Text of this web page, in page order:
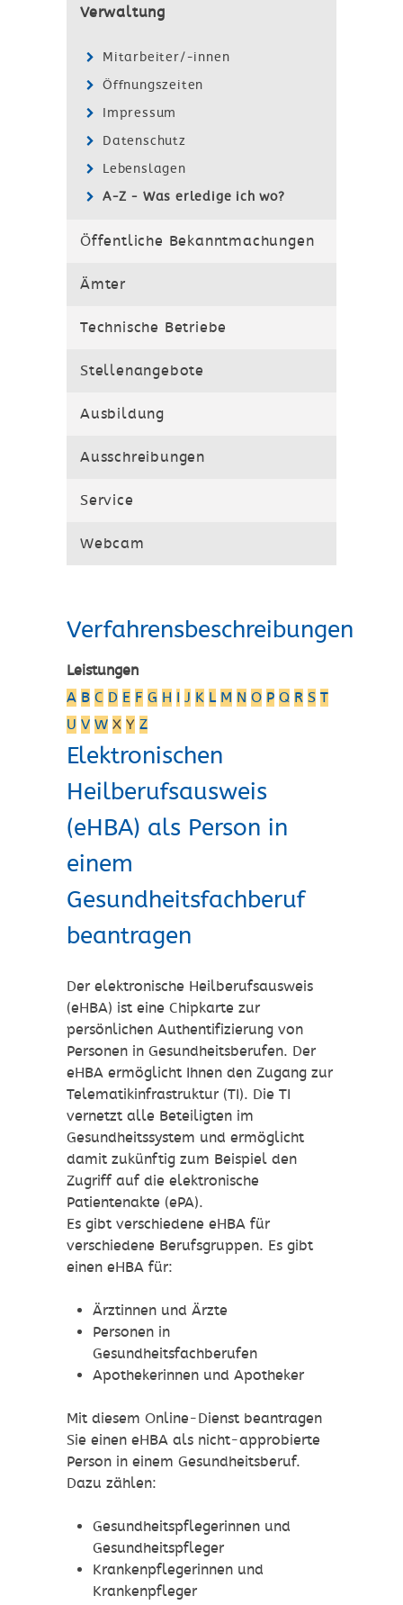
Verwaltung
Mitarbeiter/-innen
Öffnungszeiten
Impressum
Datenschutz
Lebenslagen
A-Z - Was erledige ich wo?
Öffentliche Bekanntmachungen
Ämter
Technische Betriebe
Stellenangebote
Ausbildung
Ausschreibungen
Service
Webcam
Verfahrensbeschreibungen
Leistungen
A B C D E F G H I J K L M N O P Q R S T
U V W X Y Z
Elektronischen
Heilberufsausweis
(eHBA) als Person in
einem
Gesundheitsfachberuf
beantragen
Der elektronische Heilberufsausweis
(eHBA) ist eine Chipkarte zur
persönlichen Authentifizierung von
Personen in Gesundheitsberufen. Der
eHBA ermöglicht Ihnen den Zugang zur
Telematikinfrastruktur (TI). Die TI
vernetzt alle Beteiligten im
Gesundheitssystem und ermöglicht
damit zukünftig zum Beispiel den
Zugriff auf die elektronische
Patientenakte (ePA).
Es gibt verschiedene eHBA für
verschiedene Berufsgruppen. Es gibt
einen eHBA für:
Ärztinnen und Ärzte
Personen in
Gesundheitsfachberufen
Apothekerinnen und Apotheker
Mit diesem Online-Dienst beantragen
Sie einen eHBA als nicht-approbierte
Person in einem Gesundheitsberuf.
Dazu zählen:
Gesundheitspflegerinnen und
Gesundheitspfleger
Krankenpflegerinnen und
Krankenpfleger